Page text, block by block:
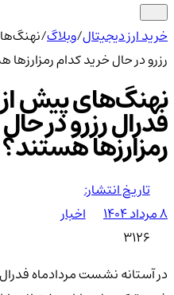
خرید ارز دیجیتال/وبلاگ/
رزرو در حال خرید کدام رمزارزها
نهنگ‌های پیش از
فدرال رزرو در
رمزارزها هستند؟
تاریخ انتشار:
۸ مرداد ۱۴۰۴
اخبار
3126
در آستانه نشست مردادماه